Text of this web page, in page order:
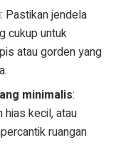
: Pastikan jendela
cukup untuk
atau gorden yang
minimalis:
hias kecil, atau
ruangan